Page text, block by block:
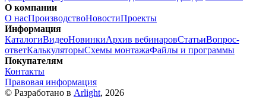
О компании
О насПроизводствоНовостиПроекты
Информация
КаталогиВидеоНовинкиАрхив вебинаровСтатьиВопрос-
ответКалькуляторыСхемы монтажаФайлы и программы
Покупателям
Контакты
Правовая информация
© Разработано в Arlight, 2026